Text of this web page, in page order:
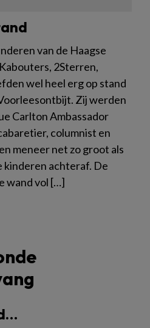
van de Haagse
2Sterren,
wel heel erg op stand
Zij werden
Carlton Ambassador
columnist en
meneer net zo groot als
kinderen achteraf. De
wand vol […]